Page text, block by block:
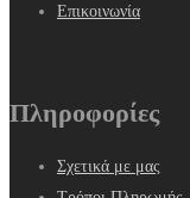
Επικοινωνία
Πληροφορίες
Σχετικά με μας